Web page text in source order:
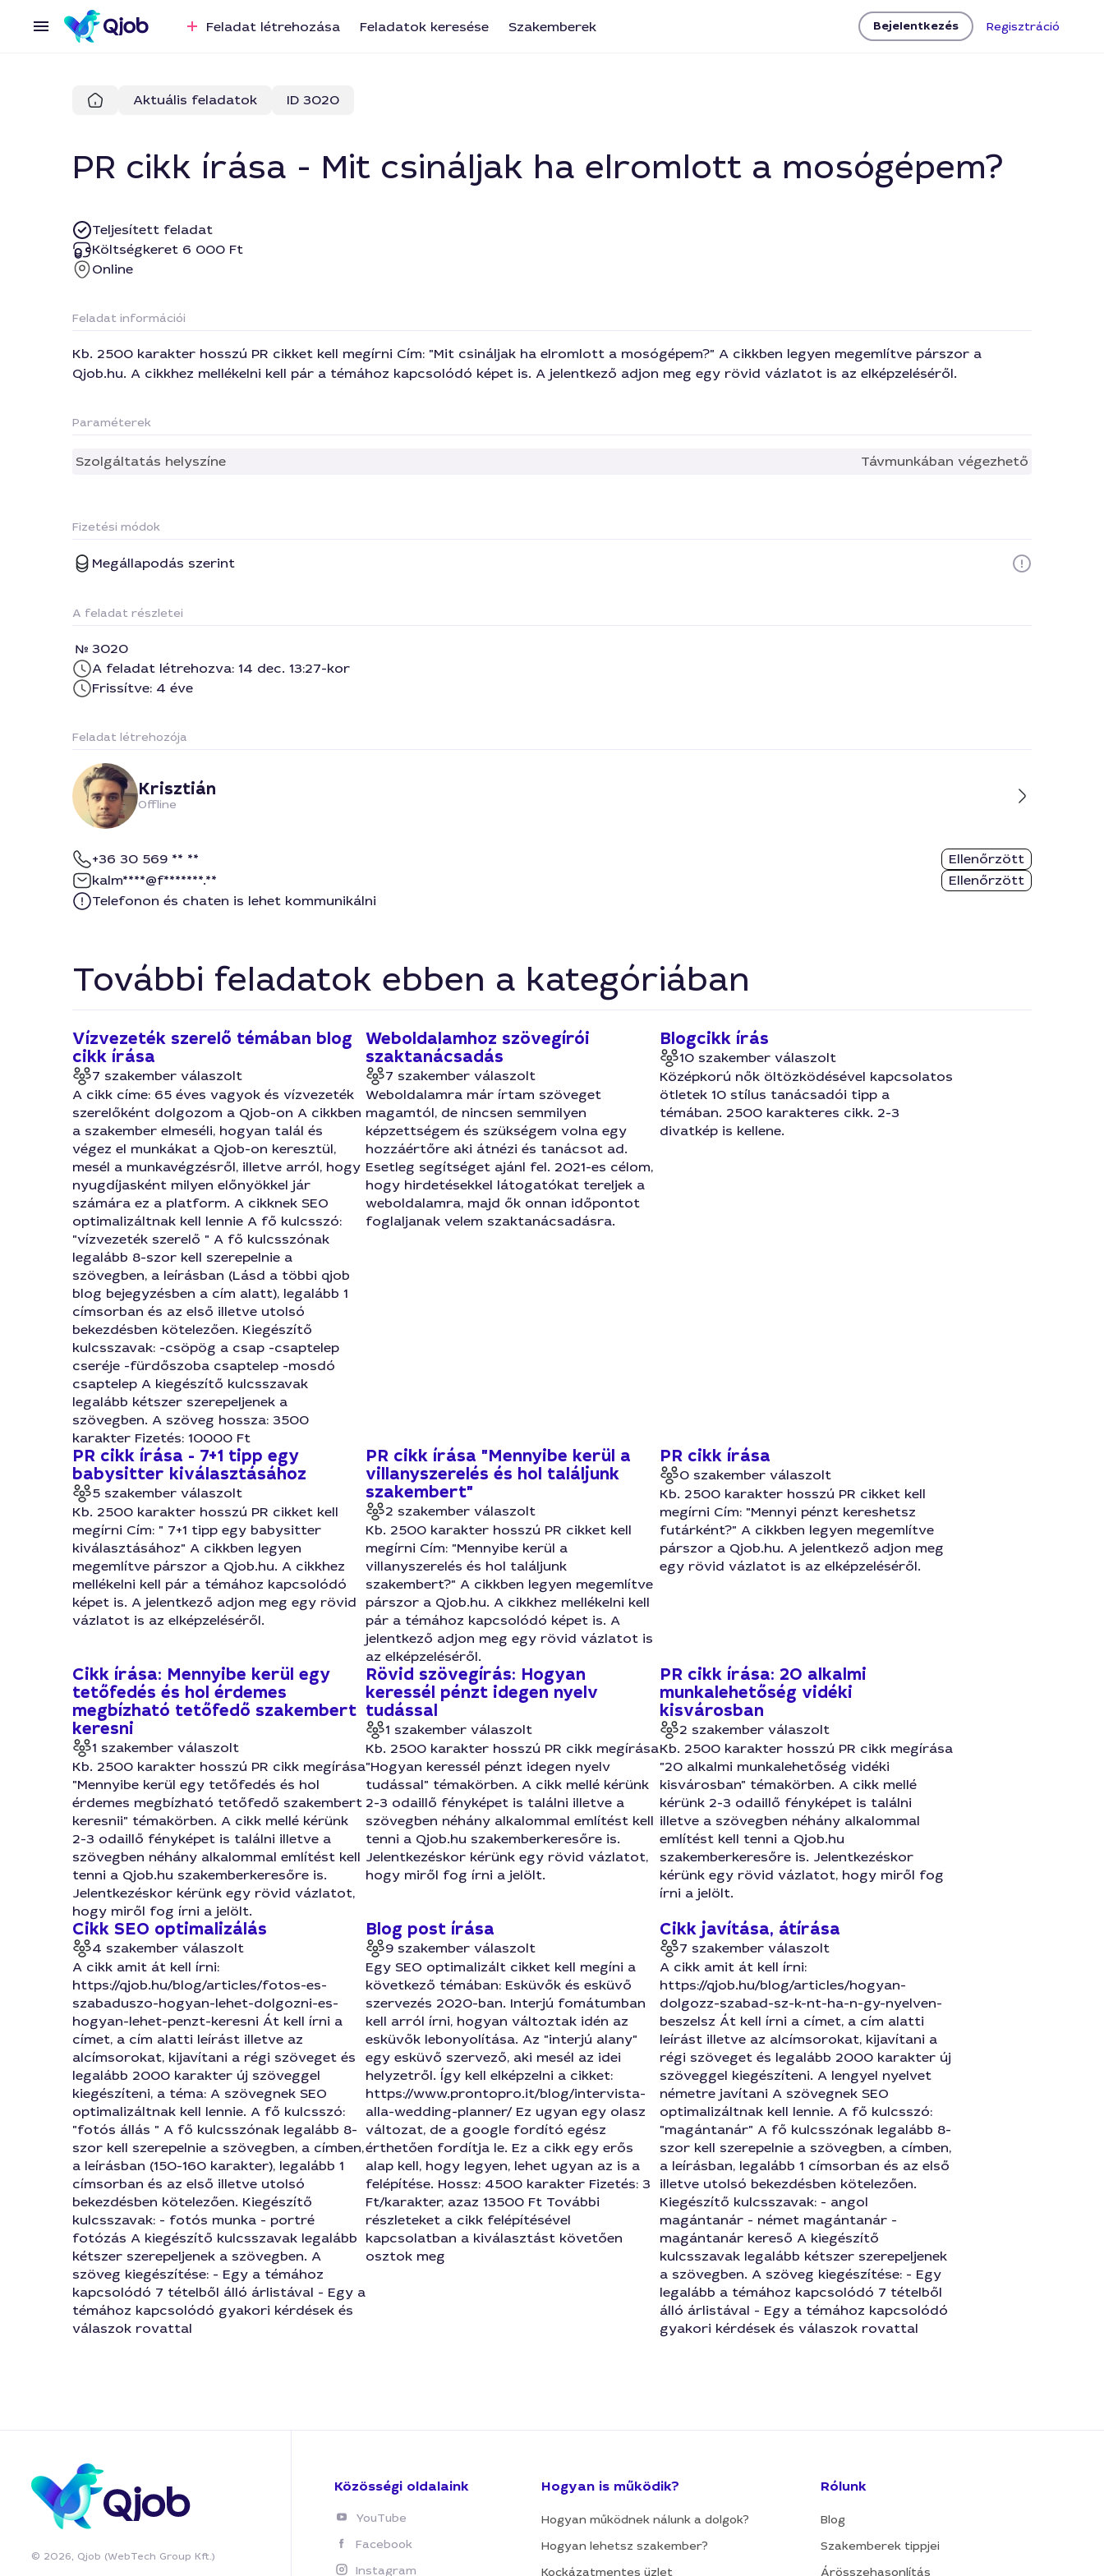
Feladat létrehozása Feladatok keresése Szakemberek Bejelentkezés Regisztráció
Aktuális feladatok ID 3020
PR cikk írása - Mit csináljak ha elromlott a mosógépem?
Teljesített feladat
Költségkeret 6 000 Ft
Online
Feladat információi
Kb. 2500 karakter hosszú PR cikket kell megírni Cím: "Mit csináljak ha elromlott a mosógépem?" A cikkben legyen megemlítve párszor a
Qjob.hu. A cikkhez mellékelni kell pár a témához kapcsolódó képet is. A jelentkező adjon meg egy rövid vázlatot is az elképzeléséről.
Paraméterek
Szolgáltatás helyszíne Távmunkában végezhető
Fizetési módok
Megállapodás szerint
A feladat részletei
3020
A feladat létrehozva: 14 dec. 13:27-kor
Frissítve: 4 éve
Feladat létrehozója
Krisztián
Offline
+36 30 569 ** **
Ellenőrzött
kalm****@f*******.**
Ellenőrzött
Telefonon és chaten is lehet kommunikálni
További feladatok ebben a kategóriában
Vízvezeték szerelő témában blog
cikk írása
7 szakember válaszolt
A cikk címe: 65 éves vagyok és vízvezeték
szerelőként dolgozom a Qjob-on A cikkben
a szakember elmeséli, hogyan talál és
végez el munkákat a Qjob-on keresztül,
mesél a munkavégzésről, illetve arról, hogy
nyugdíjasként milyen előnyökkel jár
számára ez a platform. A cikknek SEO
optimalizáltnak kell lennie A fő kulcsszó:
"vízvezeték szerelő " A fő kulcsszónak
legalább 8-szor kell szerepelnie a
szövegben, a leírásban (Lásd a többi qjob
blog bejegyzésben a cím alatt), legalább 1
címsorban és az első illetve utolsó
bekezdésben kötelezően. Kiegészítő
kulcsszavak: -csöpög a csap -csaptelep
cseréje -fürdőszoba csaptelep -mosdó
csaptelep A kiegészítő kulcsszavak
legalább kétszer szerepeljenek a
szövegben. A szöveg hossza: 3500
karakter Fizetés: 10000 Ft
Weboldalamhoz szövegírói
szaktanácsadás
7 szakember válaszolt
Weboldalamra már írtam szöveget
magamtól, de nincsen semmilyen
képzettségem és szükségem volna egy
hozzáértőre aki átnézi és tanácsot ad.
Esetleg segítséget ajánl fel. 2021-es célom,
hogy hirdetésekkel látogatókat tereljek a
weboldalamra, majd ők onnan időpontot
foglaljanak velem szaktanácsadásra.
Blogcikk írás
10 szakember válaszolt
Középkorú nők öltözködésével kapcsolatos
ötletek 10 stílus tanácsadói tipp a
témában. 2500 karakteres cikk. 2-3
divatkép is kellene.
PR cikk írása - 7+1 tipp egy
babysitter kiválasztásához
5 szakember válaszolt
Kb. 2500 karakter hosszú PR cikket kell
megírni Cím: " 7+1 tipp egy babysitter
kiválasztásához" A cikkben legyen
megemlítve párszor a Qjob.hu. A cikkhez
mellékelni kell pár a témához kapcsolódó
képet is. A jelentkező adjon meg egy rövid
vázlatot is az elképzeléséről.
PR cikk írása "Mennyibe kerül a
villanyszerelés és hol találjunk
szakembert"
2 szakember válaszolt
Kb. 2500 karakter hosszú PR cikket kell
megírni Cím: "Mennyibe kerül a
villanyszerelés és hol találjunk
szakembert?" A cikkben legyen megemlítve
párszor a Qjob.hu. A cikkhez mellékelni kell
pár a témához kapcsolódó képet is. A
jelentkező adjon meg egy rövid vázlatot is
az elképzeléséről.
PR cikk írása
0 szakember válaszolt
Kb. 2500 karakter hosszú PR cikket kell
megírni Cím: "Mennyi pénzt kereshetsz
futárként?" A cikkben legyen megemlítve
párszor a Qjob.hu. A jelentkező adjon meg
egy rövid vázlatot is az elképzeléséről.
Cikk írása: Mennyibe kerül egy
tetőfedés és hol érdemes
megbízható tetőfedő szakembert
keresni
1 szakember válaszolt
Kb. 2500 karakter hosszú PR cikk megírása
"Mennyibe kerül egy tetőfedés és hol
érdemes megbízható tetőfedő szakembert
keresnii" témakörben. A cikk mellé kérünk
2-3 odaillő fényképet is találni illetve a
szövegben néhány alkalommal említést kell
tenni a Qjob.hu szakemberkeresőre is.
Jelentkezéskor kérünk egy rövid vázlatot,
hogy miről fog írni a jelölt.
Rövid szövegírás: Hogyan
keressél pénzt idegen nyelv
tudással
1 szakember válaszolt
Kb. 2500 karakter hosszú PR cikk megírása
"Hogyan keressél pénzt idegen nyelv
tudással" témakörben. A cikk mellé kérünk
2-3 odaillő fényképet is találni illetve a
szövegben néhány alkalommal említést kell
tenni a Qjob.hu szakemberkeresőre is.
Jelentkezéskor kérünk egy rövid vázlatot,
hogy miről fog írni a jelölt.
PR cikk írása: 20 alkalmi
munkalehetőség vidéki
kisvárosban
2 szakember válaszolt
Kb. 2500 karakter hosszú PR cikk megírása
"20 alkalmi munkalehetőség vidéki
kisvárosban" témakörben. A cikk mellé
kérünk 2-3 odaillő fényképet is találni
illetve a szövegben néhány alkalommal
említést kell tenni a Qjob.hu
szakemberkeresőre is. Jelentkezéskor
kérünk egy rövid vázlatot, hogy miről fog
írni a jelölt.
Cikk SEO optimalizálás
4 szakember válaszolt
A cikk amit át kell írni:
https://qjob.hu/blog/articles/fotos-es-
szabaduszo-hogyan-lehet-dolgozni-es-
hogyan-lehet-penzt-keresni Át kell írni a
címet, a cím alatti leírást illetve az
alcímsorokat, kijavítani a régi szöveget és
legalább 2000 karakter új szöveggel
kiegészíteni, a téma: A szövegnek SEO
optimalizáltnak kell lennie. A fő kulcsszó:
"fotós állás " A fő kulcsszónak legalább 8-
szor kell szerepelnie a szövegben, a címben,
a leírásban (150-160 karakter), legalább 1
címsorban és az első illetve utolsó
bekezdésben kötelezően. Kiegészítő
kulcsszavak: - fotós munka - portré
fotózás A kiegészítő kulcsszavak legalább
kétszer szerepeljenek a szövegben. A
szöveg kiegészítése: - Egy a témához
kapcsolódó 7 tételből álló árlistával - Egy a
témához kapcsolódó gyakori kérdések és
válaszok rovattal
Blog post írása
9 szakember válaszolt
Egy SEO optimalizált cikket kell megíni a
következő témában: Esküvők és esküvő
szervezés 2020-ban. Interjú fomátumban
kell arról írni, hogyan változtak idén az
esküvők lebonyolítása. Az "interjú alany"
egy esküvő szervező, aki mesél az idei
helyzetről. Így kell elképzelni a cikket:
https://www.prontopro.it/blog/intervista-
alla-wedding-planner/ Ez ugyan egy olasz
változat, de a google fordító egész
érthetően fordítja le. Ez a cikk egy erős
alap kell, hogy legyen, lehet ugyan az is a
felépítése. Hossz: 4500 karakter Fizetés: 3
Ft/karakter, azaz 13500 Ft További
részleteket a cikk felépítésével
kapcsolatban a kiválasztást követően
osztok meg
Cikk javítása, átírása
7 szakember válaszolt
A cikk amit át kell írni:
https://qjob.hu/blog/articles/hogyan-
dolgozz-szabad-sz-k-nt-ha-n-gy-nyelven-
beszelsz Át kell írni a címet, a cím alatti
leírást illetve az alcímsorokat, kijavítani a
régi szöveget és legalább 2000 karakter új
szöveggel kiegészíteni. A lengyel nyelvet
németre javítani A szövegnek SEO
optimalizáltnak kell lennie. A fő kulcsszó:
"magántanár" A fő kulcsszónak legalább 8-
szor kell szerepelnie a szövegben, a címben,
a leírásban, legalább 1 címsorban és az első
illetve utolsó bekezdésben kötelezően.
Kiegészítő kulcsszavak: - angol
magántanár - német magántanár -
magántanár kereső A kiegészítő
kulcsszavak legalább kétszer szerepeljenek
a szövegben. A szöveg kiegészítése: - Egy
legalább a témához kapcsolódó 7 tételből
álló árlistával - Egy a témához kapcsolódó
gyakori kérdések és válaszok rovattal
© 2026, Qjob (WebTech Group Kft.)
Közösségi oldalaink
YouTube
Facebook
Instagram
Hogyan is működik?
Hogyan működnek nálunk a dolgok?
Hogyan lehetsz szakember?
Kockázatmentes üzlet
Rólunk
Blog
Szakemberek tippjei
Árösszehasonlítás